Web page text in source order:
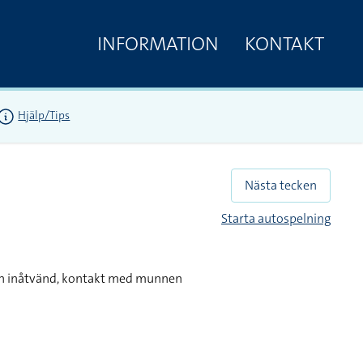
INFORMATION KONTAKT
Hjälp/Tips
Nästa tecken
Starta autospelning
inåtvänd, kontakt med munnen